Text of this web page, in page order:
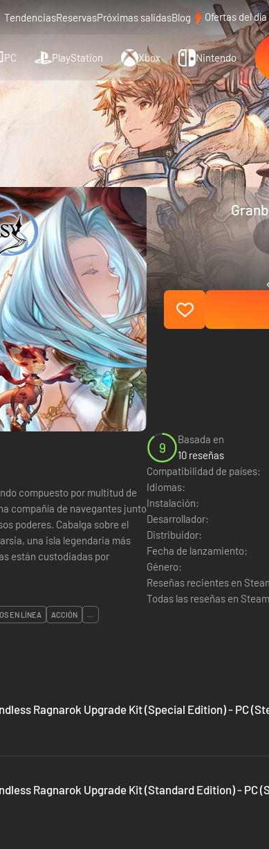
TendenciasReservasPróximas salidasBlog Ofertas del día
PC PlayStation Xbox Nintendo
compuesto por multitud de
compañía de navegantes junto
poderes. Cabalga sobre el
una isla legendaria más
9
Basada en
10 reseñas
Compatibilidad de países:
Idiomas:
Instalación:
Desarrollador:
Distribuidor:
Fecha de lanzamiento:
Género:
Reseñas recientes en
Todas las reseñas en
EN LÍNEA ACCIÓN ...
Ragnarok Upgrade Kit (Special Edition) - PC
Ragnarok Upgrade Kit (Standard Edition) - PC